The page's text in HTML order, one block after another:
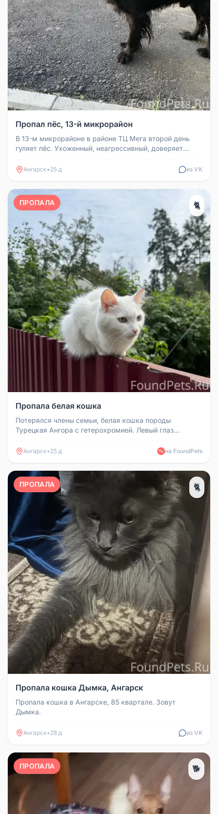
Пропал пёс, 13-й микрорайон
В 13-м микрорайоне в районе ТЦ Мега второй день
гуляет пёс. Ухоженный, неагрессивный, доверяет
Ангарск• 25 д из VK
ПРОПАЛА 🐈
Пропала белая кошка
Потерялся члены семьи, белая кошка породы
Турецкая Ангора с гетерохромией. Левый глаз
Ангарск• 25 д 🐾 на FoundPets
ПРОПАЛА 🐈
Пропала кошка Дымка, Ангарск
Пропала кошка в Ангарске, 85 квартале. Зовут
Дымка.
Ангарск• 28 д из VK
ПРОПАЛА 🐕